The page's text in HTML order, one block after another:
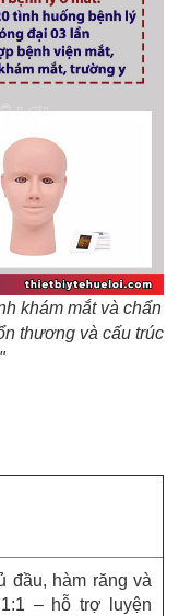
khám mắt và chẩn
thương và cấu trúc
đầu, hàm răng và
– hỗ trợ luyện